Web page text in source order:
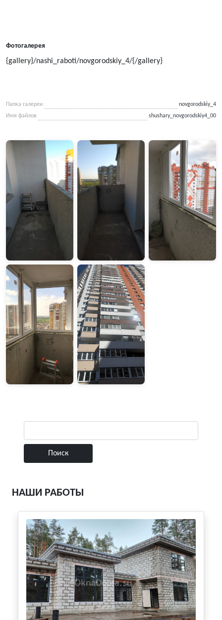
Фотогалерея
{gallery}/nashi_raboti/novgorodskiy_4/{/gallery}
Папка галереи
novgorodskiy_4
Имя файлов
shushary_novgorodskiy4_00
НАШИ РАБОТЫ